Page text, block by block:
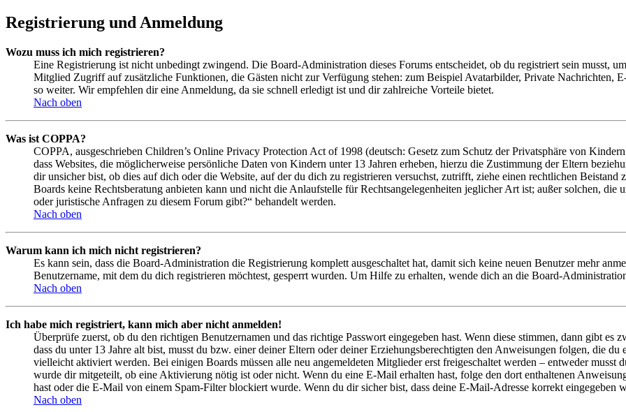
Registrierung und Anmeldung
Wozu muss ich mich registrieren?
Eine Registrierung ist nicht unbedingt zwingend. Die Board-Administration dieses Forums entscheidet, ob du registriert sein musst,
Mitglied Zugriff auf zusätzliche Funktionen, die Gästen nicht zur Verfügung stehen: zum Beispiel Avatarbilder, Private Nachrichten,
so weiter. Wir empfehlen dir eine Anmeldung, da sie schnell erledigt ist und dir zahlreiche Vorteile bietet.
Nach oben
Was ist COPPA?
COPPA, ausgeschrieben Children’s Online Privacy Protection Act of 1998 (deutsch: Gesetz zum Schutz der Privatsphäre von
dass Websites, die möglicherweise persönliche Daten von Kindern unter 13 Jahren erheben, hierzu die Zustimmung der Eltern
dir unsicher bist, ob dies auf dich oder die Website, auf der du dich zu registrieren versuchst, zutrifft, ziehe einen rechtlichen
Boards keine Rechtsberatung anbieten kann und nicht die Anlaufstelle für Rechtsangelegenheiten jeglicher Art ist; außer solchen,
oder juristische Anfragen zu diesem Forum gibt?“ behandelt werden.
Nach oben
Warum kann ich mich nicht registrieren?
Es kann sein, dass die Board-Administration die Registrierung komplett ausgeschaltet hat, damit sich keine neuen Benutzer mehr
Benutzername, mit dem du dich registrieren möchtest, gesperrt wurden. Um Hilfe zu erhalten, wende dich an die Board-
Nach oben
Ich habe mich registriert, kann mich aber nicht anmelden!
Überprüfe zuerst, ob du den richtigen Benutzernamen und das richtige Passwort eingegeben hast. Wenn diese stimmen, dann gibt es
dass du unter 13 Jahre alt bist, musst du bzw. einer deiner Eltern oder deiner Erziehungsberechtigten den Anweisungen folgen, die
vielleicht aktiviert werden. Bei einigen Boards müssen alle neu angemeldeten Mitglieder erst freigeschaltet werden – entweder musst
wurde dir mitgeteilt, ob eine Aktivierung nötig ist oder nicht. Wenn du eine E-Mail erhalten hast, folge den dort enthaltenen
hast oder die E-Mail von einem Spam-Filter blockiert wurde. Wenn du dir sicher bist, dass deine E-Mail-Adresse korrekt eingegeben
Nach oben